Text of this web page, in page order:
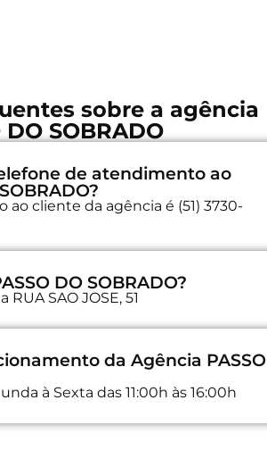
sobre a agência
DO SOBRADO
de atendimento ao
cliente da agência é (51) 3730-
DO SOBRADO?
SAO JOSE, 51
da Agência PASSO
à Sexta das 11:00h às 16:00h